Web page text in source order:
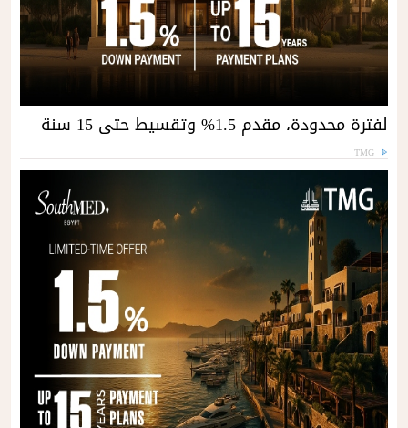
لفترة محدودة، مقدم 1.5% وتقسيط حتى 15 سنة
TMG